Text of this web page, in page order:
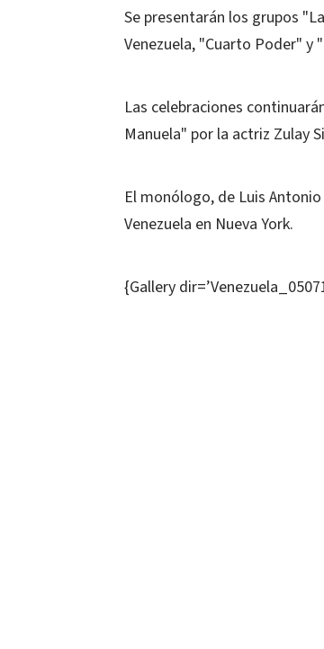
Se presentarán los grupos
Venezuela, "Cuarto Poder" y
Las celebraciones
Manuela" por la actriz Zulay
El monólogo, de Luis
Venezuela en Nueva York.
{Gallery